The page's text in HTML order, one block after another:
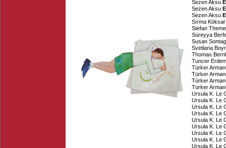
Sezen Aksu
Sezen Aksu
Sezen Aksu
Sırma Köksal
Stefan
Süreyya
Susan Sontag
Svetlana
Thomas
Tuncer
Türker
Türker
Türker
Türker
Ursula K. Le
Ursula K. Le
Ursula K. Le
Ursula K. Le
Ursula K. Le
Ursula K. Le
Ursula K. Le
Ursula K. Le
Ursula K. Le